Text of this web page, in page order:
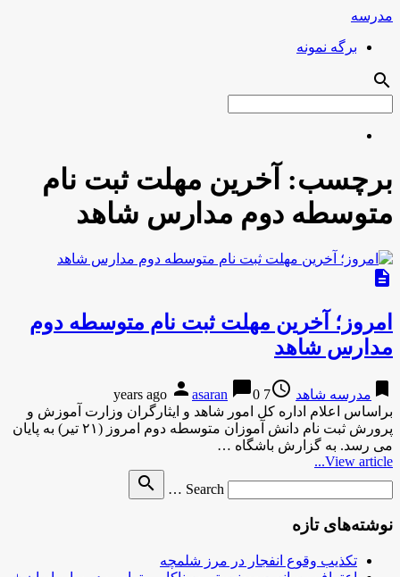
مدرسه
برگه نمونه
search
برچسب: آخرین مهلت ثبت نام
متوسطه دوم مدارس شاهد
description
امروز؛ آخرین مهلت ثبت نام متوسطه دوم
مدارس شاهد
bookmark مدرسه شاهد access_time
7 years ago
person asaran chat_bubble0
براساس اعلام اداره کل امور شاهد و ایثارگران وزارت آموزش و
پرورش ثبت نام دانش آموزان متوسطه دوم امروز (۲۱ تیر) به پایان
می رسد. به گزارش باشگاه …
View article...
Search …
search
نوشته‌های تازه
تکذیب وقوع انفجار در مرز شلمچه